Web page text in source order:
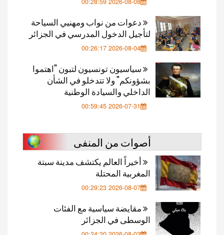
دعوات من نواب ومهنيي السياحة
لتأجيل الدخول المدرسي في الجزائر
2026-08-04 00:26:17
سياسيون تونسيون لتبون "اهتموا
بشؤونكم" ولا تتدخلو في الشأن
الداخلي والسيادة الوطنية
2026-07-31 00:59:45
أصوات من المنفى
أخيراً العالم يكتشف مدينة سبتة
المغربية المحتلة
2026-08-07 00:29:23
مقايضة سياسية مع الفئات
الوسطى في الجزائر